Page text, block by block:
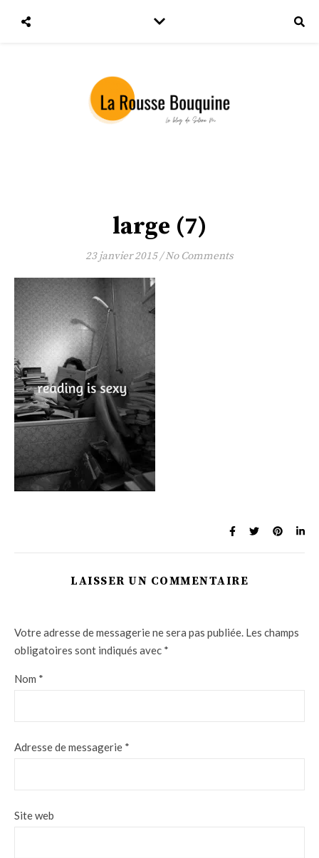
large (7)
23 janvier 2015/ No Comments
LAISSER UN COMMENTAIRE
Votre adresse de messagerie ne sera pas publiée. Les champs
obligatoires sont indiqués avec *
Nom *
Adresse de messagerie *
Site web